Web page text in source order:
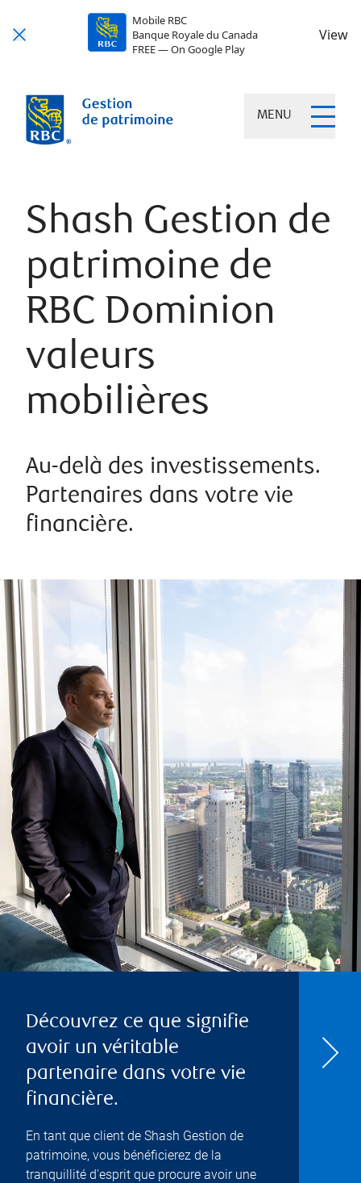
Mobile RBC
Banque Royale du Canada
FREE — On Google Play
View
MENU
Shash Gestion de
patrimoine de
RBC Dominion
valeurs
mobilières
Au-delà des investissements.
Partenaires dans votre vie
financière.
Découvrez ce que signifie
avoir un véritable
partenaire dans votre vie
financière.
En tant que client de Shash Gestion de
patrimoine, vous bénéficierez de la
tranquillité d'esprit que procure avoir une